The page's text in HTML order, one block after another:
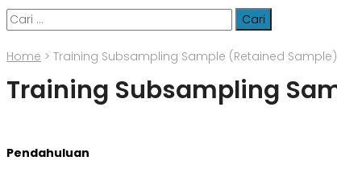
Cari
untuk:
Home > Training Subsampling Sample (Retained
Training Subsampling
Pendahuluan